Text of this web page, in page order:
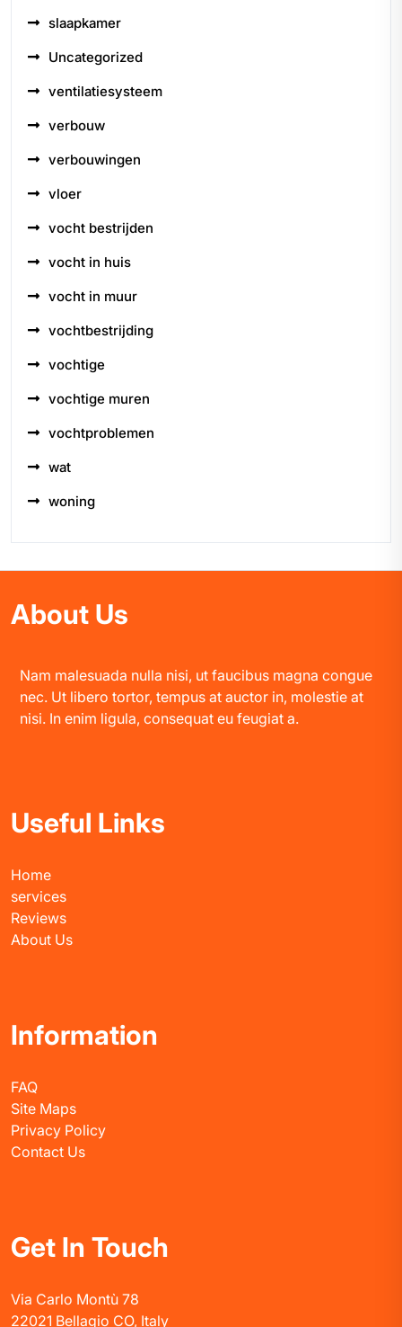
slaapkamer
Uncategorized
ventilatiesysteem
verbouw
verbouwingen
vloer
vocht bestrijden
vocht in huis
vocht in muur
vochtbestrijding
vochtige
vochtige muren
vochtproblemen
wat
woning
About Us
Nam malesuada nulla nisi, ut faucibus magna congue
nec. Ut libero tortor, tempus at auctor in, molestie at
nisi. In enim ligula, consequat eu feugiat a.
Useful Links
Home
services
Reviews
About Us
Information
FAQ
Site Maps
Privacy Policy
Contact Us
Get In Touch
Via Carlo Montù 78
22021 Bellagio CO, Italy